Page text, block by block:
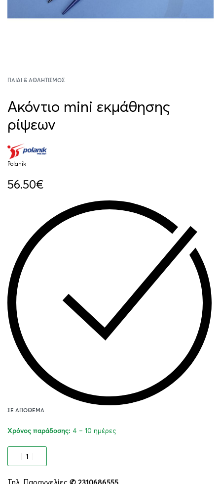
ΠΑΙΔΊ & ΑΘΛΗΤΙΣΜΌΣ
Ακόντιο mini εκμάθησης
ρίψεων
Polanik
56.50€
ΣΕ ΑΠΌΘΕΜΑ
Χρόνος παράδοσης: 4 – 10 ημέρες